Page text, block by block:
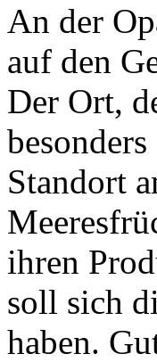
An der
auf den
Der Ort,
Standort
ihren
soll sich
haben.